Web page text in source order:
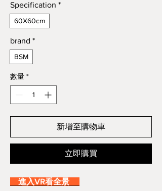
Specification *
60X60cm
brand *
BSM
數量 *
新增至購物車
立即購買
進入VR看全景